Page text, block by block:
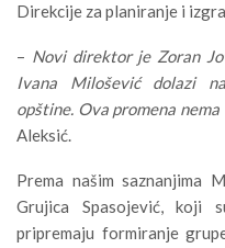
Direkcije za planiranje i
– Novi direktor je Zoran
Ivana Milošević dolazi
opštine. Ova promena
Aleksić.
Prema našim saznanjima
Grujica Spasojević, koji
pripremaju formiranje